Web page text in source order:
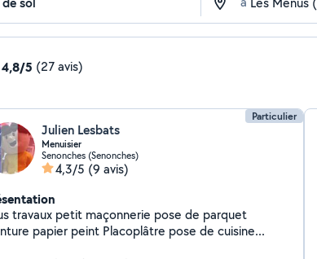
4,8/5 (27 avis)
Particulier
Julien Lesbats
Menuisier
Senonches (Senonches)
4,3/5 (9 avis)
travaux petit maçonnerie pose de parquet
peinture papier peint Placoplâtre pose de cuisine...